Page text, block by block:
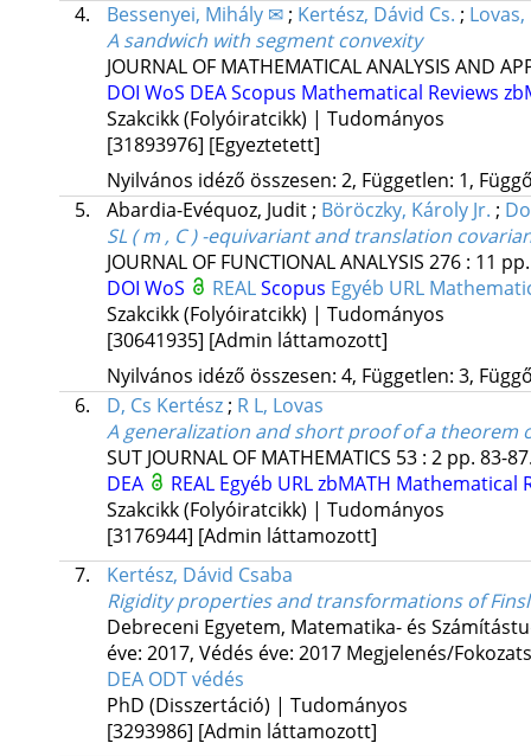
4.
Bessenyei, Mihály ✉; Kertész, Dávid Cs. ; Lovas,
A sandwich with segment convexity
JOURNAL OF MATHEMATICAL ANALYSIS AND
DOI WoS DEAScopus Mathematical Reviews
Szakcikk (Folyóiratcikk) | Tudományos
[31893976] [Egyeztetett]
Nyilvános idéző összesen: 2, Független: 1,
5.
Abardia-Evéquoz, Judit; Böröczky, Károly Jr. ;
SL ( m , C ) -equivariant and translation
JOURNAL OF FUNCTIONAL ANALYSIS 276: 11
DOI WoS REALScopus Egyéb URL
Szakcikk (Folyóiratcikk) | Tudományos
[30641935] [Admin láttamozott]
Nyilvános idéző összesen: 4, Független: 3,
6.
D, Cs Kertész; R L, Lovas
A generalization and short proof of a theorem
SUT JOURNAL OF MATHEMATICS 53: 2 pp. 83-
DEA
REAL Egyéb URLzbMATH Mathematical
Szakcikk (Folyóiratcikk) | Tudományos
[3176944] [Admin láttamozott]
7.
Kertész, Dávid Csaba
Rigidity properties and transformations of
Debreceni Egyetem, Matematika- és
éve: 2017, Védés éve: 2017 Megjelenés/
DEA ODT védés
PhD (Disszertáció) | Tudományos
[3293986] [Admin láttamozott]